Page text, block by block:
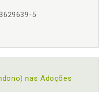
5
nas Adoções